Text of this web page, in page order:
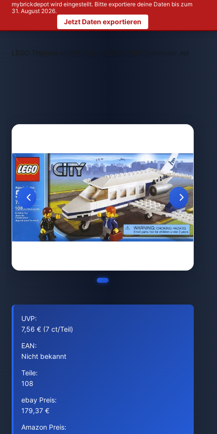
mybrickdepot wird eingestellt. Bitte exportiere deine Daten bis zum
31. August 2026.
Jetzt Daten exportieren
LEGO Themen > LEGO 7696 Commuter Jet
UVP:
7,56 € (7 ct/Teil)
EAN:
Nicht bekannt
Teile:
108
ebay Preis:
179,37 €
Amazon Preis: